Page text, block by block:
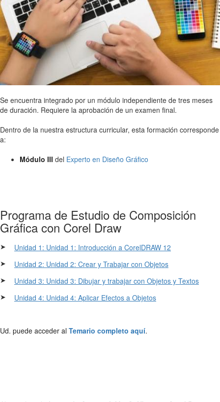
Se encuentra integrado por un módulo independiente de tres meses
de duración. Requiere la aprobación de un examen final.
Dentro de la nuestra estructura curricular, esta formación corresponde
a:
Módulo III del Experto en Diseño Gráfico
Programa de Estudio de Composición
Gráfica con Corel Draw
➤
Unidad 1: Unidad 1: Introducción a CorelDRAW 12
➤
Unidad 2: Unidad 2: Crear y Trabajar con Objetos
➤
Unidad 3: Unidad 3: Dibujar y trabajar con Objetos y Textos
➤
Unidad 4: Unidad 4: Aplicar Efectos a Objetos
Ud. puede acceder al Temario completo aquí.